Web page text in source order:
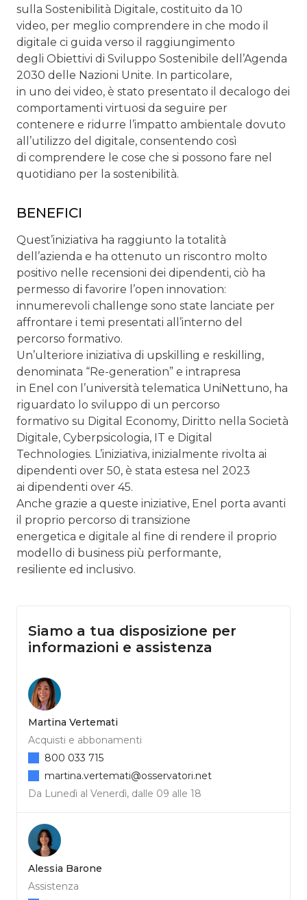
sulla Sostenibilità Digitale, costituito da 10
video, per meglio comprendere in che modo il
digitale ci guida verso il raggiungimento
degli Obiettivi di Sviluppo Sostenibile dell’Agenda
2030 delle Nazioni Unite. In particolare,
in uno dei video, è stato presentato il decalogo dei
comportamenti virtuosi da seguire per
contenere e ridurre l’impatto ambientale dovuto
all’utilizzo del digitale, consentendo così
di comprendere le cose che si possono fare nel
quotidiano per la sostenibilità.
BENEFICI
Quest’iniziativa ha raggiunto la totalità
dell’azienda e ha ottenuto un riscontro molto
positivo nelle recensioni dei dipendenti, ciò ha
permesso di favorire l’open innovation:
innumerevoli challenge sono state lanciate per
affrontare i temi presentati all’interno del
percorso formativo.
Un’ulteriore iniziativa di upskilling e reskilling,
denominata “Re-generation” e intrapresa
in Enel con l’università telematica UniNettuno, ha
riguardato lo sviluppo di un percorso
formativo su Digital Economy, Diritto nella Società
Digitale, Cyberpsicologia, IT e Digital
Technologies. L’iniziativa, inizialmente rivolta ai
dipendenti over 50, è stata estesa nel 2023
ai dipendenti over 45.
Anche grazie a queste iniziative, Enel porta avanti
il proprio percorso di transizione
energetica e digitale al fine di rendere il proprio
modello di business più performante,
resiliente ed inclusivo.
Siamo a tua disposizione per
informazioni e assistenza
Martina Vertemati
Acquisti e abbonamenti
Da Lunedì al Venerdì, dalle 09 alle 18
800 033 715
martina.vertemati@osservatori.net
Alessia Barone
Assistenza